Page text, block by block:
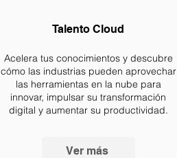
Talento Cloud
Acelera tus conocimientos y descubre
cómo las industrias pueden aprovechar
las herramientas en la nube para
innovar, impulsar su transformación
digital y aumentar su productividad.
Ver más